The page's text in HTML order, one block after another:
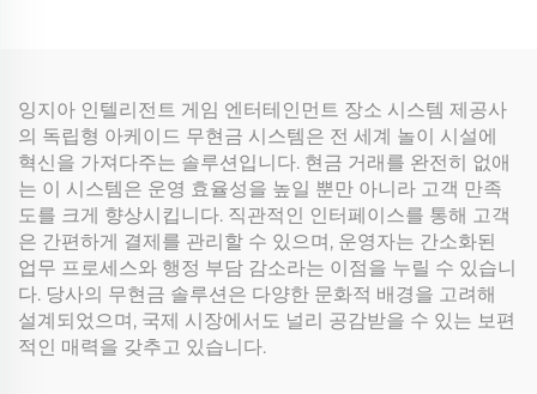
잉지아 인텔리전트 게임 엔터테인먼트 장소 시스템 제공사
의 독립형 아케이드 무현금 시스템은 전 세계 놀이 시설에
혁신을 가져다주는 솔루션입니다. 현금 거래를 완전히 없애
는 이 시스템은 운영 효율성을 높일 뿐만 아니라 고객 만족
도를 크게 향상시킵니다. 직관적인 인터페이스를 통해 고객
은 간편하게 결제를 관리할 수 있으며, 운영자는 간소화된
업무 프로세스와 행정 부담 감소라는 이점을 누릴 수 있습니
다. 당사의 무현금 솔루션은 다양한 문화적 배경을 고려해
설계되었으며, 국제 시장에서도 널리 공감받을 수 있는 보편
적인 매력을 갖추고 있습니다.